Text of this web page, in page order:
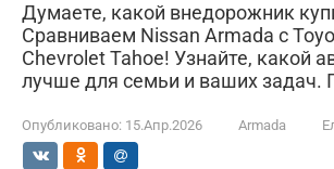
Думаете, какой внедорожник
Сравниваем Nissan Armada с
Chevrolet Tahoe! Узнайте, какой
лучше для семьи и ваших задач.
Опубликовано: 15.Апр.2026 Armada